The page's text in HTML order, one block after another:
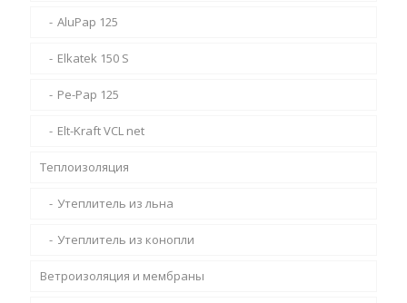
AluPap 125
Elkatek 150 S
Pe-Pap 125
Elt-Kraft VCL net
Теплоизоляция
Утеплитель из льна
Утеплитель из конопли
Ветроизоляция и мембраны